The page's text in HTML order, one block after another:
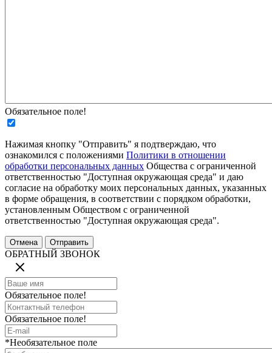
Обязательное поле!
Нажимая кнопку "Отправить" я подтверждаю, что
ознакомился с положениями Политики в отношении
обработки персональных данных Общества с ограниченной
ответственностью "Доступная окружающая среда" и даю
согласие на обработку моих персональных данных, указанных
в форме обращения, в соответствии с порядком обработки,
установленным Обществом с ограниченной
ответственностью "Доступная окружающая среда".
ОБРАТНЫЙ ЗВОНОК
Обязательное поле!
Обязательное поле!
*Необязательное поле